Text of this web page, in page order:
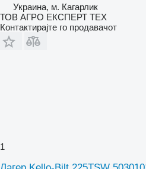
Украина, м. Кагарлик
ТОВ АГРО ЕКСПЕРТ ТЕХ
Контактирајте го продавачот
1